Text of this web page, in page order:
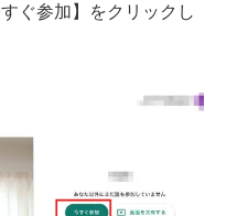
ぐ参加】をクリックし